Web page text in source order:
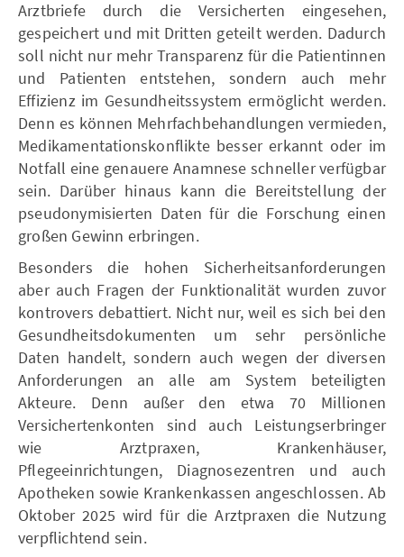
Arztbriefe durch die Versicherten eingesehen,
gespeichert und mit Dritten geteilt werden. Dadurch
soll nicht nur mehr Transparenz für die Patientinnen
und Patienten entstehen, sondern auch mehr
Effizienz im Gesundheitssystem ermöglicht werden.
Denn es können Mehrfachbehandlungen vermieden,
Medikamentationskonflikte besser erkannt oder im
Notfall eine genauere Anamnese schneller verfügbar
sein. Darüber hinaus kann die Bereitstellung der
pseudonymisierten Daten für die Forschung einen
großen Gewinn erbringen.
Besonders die hohen Sicherheitsanforderungen
aber auch Fragen der Funktionalität wurden zuvor
kontrovers debattiert. Nicht nur, weil es sich bei den
Gesundheitsdokumenten um sehr persönliche
Daten handelt, sondern auch wegen der diversen
Anforderungen an alle am System beteiligten
Akteure. Denn außer den etwa 70 Millionen
Versichertenkonten sind auch Leistungserbringer
wie Arztpraxen, Krankenhäuser,
Pflegeeinrichtungen, Diagnosezentren und auch
Apotheken sowie Krankenkassen angeschlossen. Ab
Oktober 2025 wird für die Arztpraxen die Nutzung
verpflichtend sein.